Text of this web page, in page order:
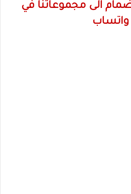
الى مجموعاتنا في
واتساب